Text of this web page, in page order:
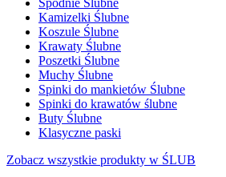
Spodnie Ślubne
Kamizelki Ślubne
Koszule Ślubne
Krawaty Ślubne
Poszetki Ślubne
Muchy Ślubne
Spinki do mankietów Ślubne
Spinki do krawatów ślubne
Buty Ślubne
Klasyczne paski
Zobacz wszystkie produkty w ŚLUB